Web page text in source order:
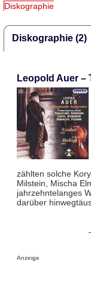
Diskographie
Diskographie (2)
Leopold Auer –
zählten solche
Milstein, Mischa
jahrzehntelanges
darüber
Anzeige